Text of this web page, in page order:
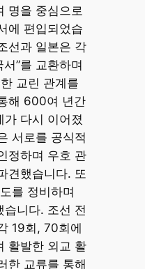
명을 중심으로
에 편입되었습
선과 일본은 각
서”를 교환하며
교린 관계를
해 600여 년간
가 다시 이어졌
서로를 공식적
정하며 우호 관
견했습니다. 또
를 정비하며
습니다. 조선 전
19회, 70회에
활발한 외교 활
한 교류를 통해